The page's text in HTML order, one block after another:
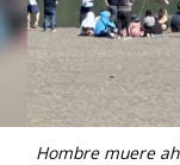
Hombre muere